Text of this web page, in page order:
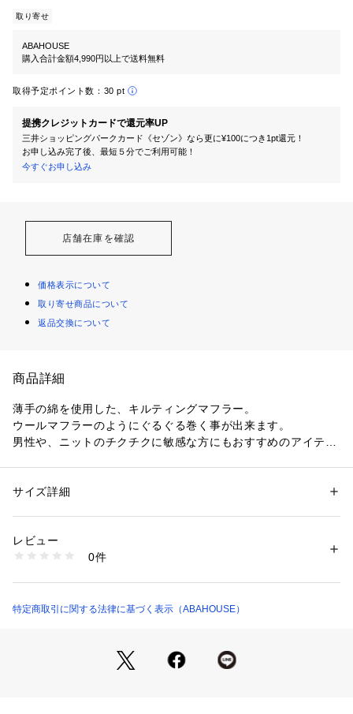
取り寄せ
ABAHOUSE
購入合計金額4,990円以上で送料無料
取得予定ポイント数： 30 pt
提携クレジットカードで還元率UP
三井ショッピングパークカード《セゾン》なら更に¥100につき1pt還元！
お申し込み完了後、最短５分でご利用可能！
今すぐお申し込み
店舗在庫を確認
価格表示について
取り寄せ商品について
返品交換について
商品詳細
薄手の綿を使用した、キルティングマフラー。
ウールマフラーのようにぐるぐる巻く事が出来ます。
男性や、ニットのチクチクに敏感な方にもおすすめのアイテ
やパートナーとシェアしても使いやすいデザインに。
性別：レディース
素材：ナイロン、アクリル、ポリエステル
商品番号：
60450136000 （ショップ）
サイズ詳細
レビュー
0件
特定商取引に関する法律に基づく表示（ABAHOUSE）